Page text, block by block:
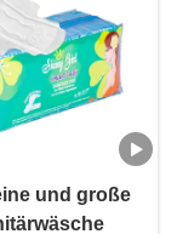
und große